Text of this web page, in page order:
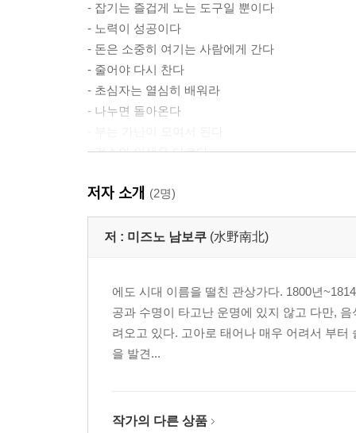
- 잡기는 즐겁게 노는 도구일 뿐이다
- 노력이 성공이다
- 돈은 소중히 여기는 사람에게 간다
- 줄어야 다시 찬다
- 초심자는 열심히 배워라
- 나누면 돌아온다
- 검소와 인색은 다르다
- 일찍 일어나야 성공 운명이 된다
- 삼가고 삼가는 것이 성공의 길
- 자연은 생명공동체
- 운명은 정성에 따른다
- 운은 누구에게나 있다
- 쓸데없는 자존심은 버려라
- 천하의 스승이 되는 법
- 가난을 다 채우면 복이 온다
저자 소개 (2명)
저 : 미즈노 남보쿠 (水野南北)
에도 시대 이름을 떨친 관상가다. 1800년
공과 수명이 타고난 운명에 있지 않고 다만,
려오고 있다. 고아로 태어나 매우 어려서 부
을 발견...
작가의 다른 상품